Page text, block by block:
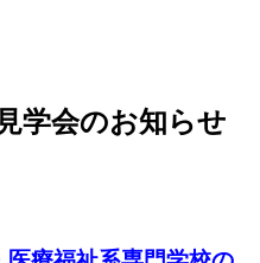
学会のお知らせ